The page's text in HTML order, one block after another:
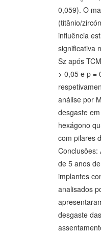
0,059). O
(titânio/
influência
significativa
Sz após
> 0,05 e p =
análise por
desgaste
hexágono
com pilares
Conclusões:
de 5 anos
implantes
analisados
desgaste